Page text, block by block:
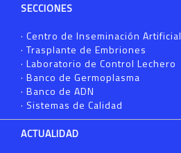
SECCIONES
· Centro de Inseminación Artificial
· Trasplante de Embriones
· Laboratorio de Control Lechero
· Banco de Germoplasma
· Banco de ADN
· Sistemas de Calidad
ACTUALIDAD